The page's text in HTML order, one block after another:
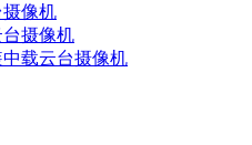
像机
摄像机
载云台摄像机